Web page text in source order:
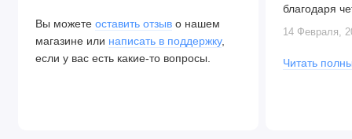
Вы можете оставить отзыв о нашем
магазине или написать в поддержку,
если у вас есть какие-то вопросы.
благодаря
Алексея.
14 Февраля,
Читать